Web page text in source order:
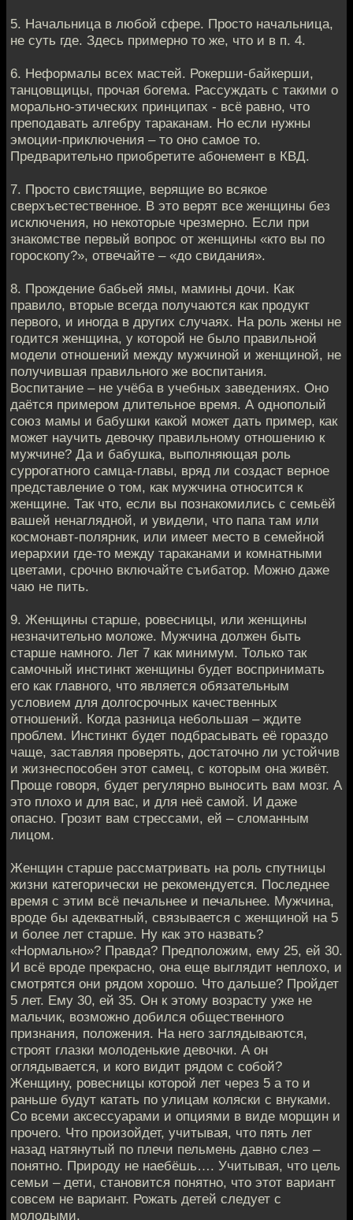
5. Начальница в любой сфере. Просто начальница,
не суть где. Здесь примерно то же, что и в п. 4.
6. Неформалы всех мастей. Рокерши-байкерши,
танцовщицы, прочая богема. Рассуждать с такими о
морально-этических принципах - всё равно, что
преподавать алгебру тараканам. Но если нужны
эмоции-приключения – то оно самое то.
Предварительно приобретите абонемент в КВД.
7. Просто свистящие, верящие во всякое
сверхъестественное. В это верят все женщины без
исключения, но некоторые чрезмерно. Если при
знакомстве первый вопрос от женщины «кто вы по
гороскопу?», отвечайте – «до свидания».
8. Прождение бабьей ямы, мамины дочи. Как
правило, вторые всегда получаются как продукт
первого, и иногда в других случаях. На роль жены не
годится женщина, у которой не было правильной
модели отношений между мужчиной и женщиной, не
получившая правильного же воспитания.
Воспитание – не учёба в учебных заведениях. Оно
даётся примером длительное время. А однополый
союз мамы и бабушки какой может дать пример, как
может научить девочку правильному отношению к
мужчине? Да и бабушка, выполняющая роль
суррогатного самца-главы, вряд ли создаст верное
представление о том, как мужчина относится к
женщине. Так что, если вы познакомились с семьёй
вашей ненаглядной, и увидели, что папа там или
космонавт-полярник, или имеет место в семейной
иерархии где-то между тараканами и комнатными
цветами, срочно включайте съибатор. Можно даже
чаю не пить.
9. Женщины старше, ровесницы, или женщины
незначительно моложе. Мужчина должен быть
старше намного. Лет 7 как минимум. Только так
самочный инстинкт женщины будет воспринимать
его как главного, что является обязательным
условием для долгосрочных качественных
отношений. Когда разница небольшая – ждите
проблем. Инстинкт будет подбрасывать её гораздо
чаще, заставляя проверять, достаточно ли устойчив
и жизнеспособен этот самец, с которым она живёт.
Проще говоря, будет регулярно выносить вам мозг. А
это плохо и для вас, и для неё самой. И даже
опасно. Грозит вам стрессами, ей – сломанным
лицом.
Женщин старше рассматривать на роль спутницы
жизни категорически не рекомендуется. Последнее
время с этим всё печальнее и печальнее. Мужчина,
вроде бы адекватный, связывается с женщиной на 5
и более лет старше. Ну как это назвать?
«Нормально»? Правда? Предположим, ему 25, ей 30.
И всё вроде прекрасно, она еще выглядит неплохо, и
смотрятся они рядом хорошо. Что дальше? Пройдет
5 лет. Ему 30, ей 35. Он к этому возрасту уже не
мальчик, возможно добился общественного
признания, положения. На него заглядываются,
строят глазки молоденькие девочки. А он
оглядывается, и кого видит рядом с собой?
Женщину, ровесницы которой лет через 5 а то и
раньше будут катать по улицам коляски с внуками.
Со всеми аксессуарами и опциями в виде морщин и
прочего. Что произойдет, учитывая, что пять лет
назад натянутый по плечи пельмень давно слез –
понятно. Природу не наебёшь…. Учитывая, что цель
семьи – дети, становится понятно, что этот вариант
совсем не вариант. Рожать детей следует с
молодыми.